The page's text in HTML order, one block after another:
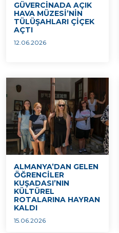
GÜVERCİNADA AÇIK
HAVA MÜZESİ’NİN
TÜLÜŞAHLARI ÇİÇEK
AÇTI
12.06.2026
ALMANYA’DAN GELEN
ÖĞRENCİLER
KUŞADASI’NIN
KÜLTÜREL
ROTALARINA HAYRAN
KALDI
15.06.2026